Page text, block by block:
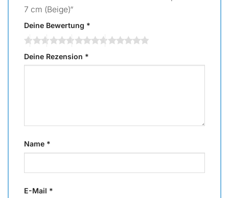
7 cm (Beige)“
Deine Bewertung *
Deine Rezension *
Name *
E-Mail *